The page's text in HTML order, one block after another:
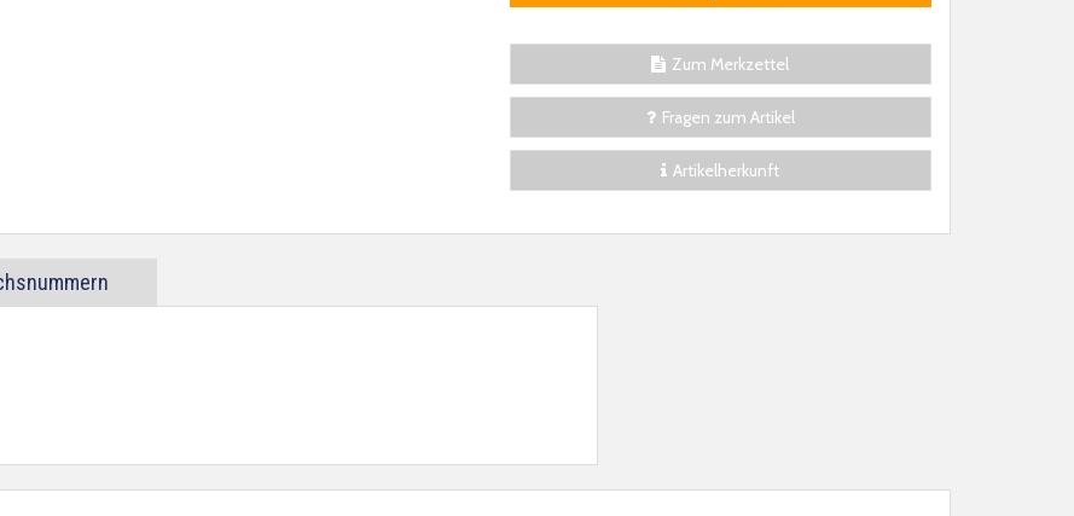
Zum Merkzettel
Fragen zum Artikel
Artikelherkunft